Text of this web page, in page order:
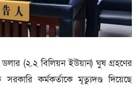
ডলার (২.২ বিলিয়ন ইউয়ান) ঘুষ গ্রহণের
কর্মকর্তাকে মৃত্যুদণ্ড দিয়েছে